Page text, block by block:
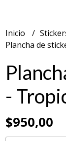
Inicio
Plancha de
-
$950,00